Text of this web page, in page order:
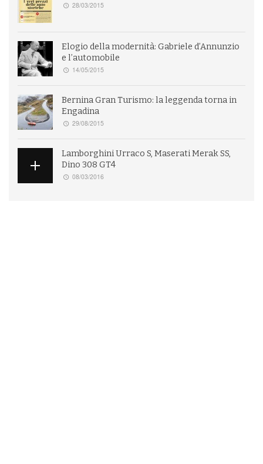
28/03/2015
Elogio della modernità: Gabriele d’Annunzio
e l’automobile
14/05/2015
Bernina Gran Turismo: la leggenda torna in
Engadina
29/08/2015
Lamborghini Urraco S, Maserati Merak SS,
Dino 308 GT4
08/03/2016